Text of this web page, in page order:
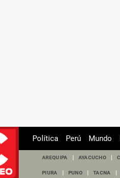
Política Perú Mundo
AREQUIPA AYACUCHO
PIURA PUNO TACNA